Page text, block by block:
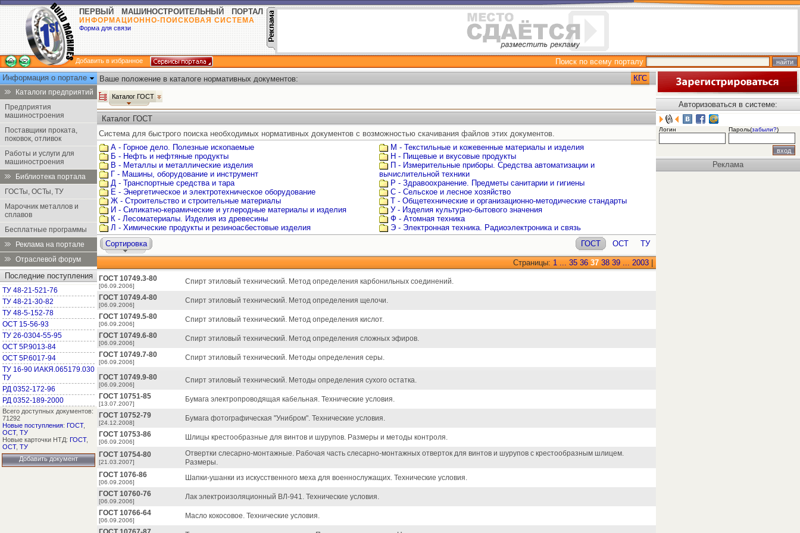
ПЕРВЫЙ МАШИНОСТРОИТЕЛЬНЫЙ ПОРТАЛ
ИНФОРМАЦИОННО-ПОИСКОВАЯ СИСТЕМА
Форма для связи
Добавить в избранное
Поиск по всему порталу
Информация о портале
Каталоги предприятий
Предприятия
машиностроения
Поставщики проката,
поковок, отливок
Работы и услуги для
машиностроения
Библиотека портала
ГОСТы, ОСТы, ТУ
Марочник металлов и
сплавов
Бесплатные программы
Реклама на портале
Отраслевой форум
Последние поступления
ТУ 48-21-521-76
ТУ 48-21-30-82
ТУ 48-5-152-78
ОСТ 15-56-93
ТУ 26-0304-55-95
ОСТ 5Р.9013-84
ОСТ 5Р.6017-94
ТУ 16-90 ИАКЯ.065179.030
ТУ
РД 0352-172-96
РД 0352-189-2000
Всего доступных документов:
71292
Новые поступления: ГОСТ,
ОСТ, ТУ
Новые карточки НТД: ГОСТ,
ОСТ, ТУ
Добавить документ
Ваше положение в каталоге нормативных документов: КГС
Каталог ГОСТ
Каталог ГОСТ
Система для быстрого поиска необходимых нормативных документов с возможностью скачивания файлов этих документов.
А - Горное дело. Полезные ископаемые
Б - Нефть и нефтяные продукты
В - Металлы и металлические изделия
Г - Машины, оборудование и инструмент
Д - Транспортные средства и тара
Е - Энергетическое и электротехническое оборудование
Ж - Строительство и строительные материалы
И - Силикатно-керамические и углеродные материалы и изделия
К - Лесоматериалы. Изделия из древесины
Л - Химические продукты и резиноасбестовые изделия
М - Текстильные и кожевенные материалы и изделия
Н - Пищевые и вкусовые продукты
П - Измерительные приборы. Средства автоматизации и
вычислительной техники
Р - Здравоохранение. Предметы санитарии и гигиены
С - Сельское и лесное хозяйство
Т - Общетехнические и организационно-методические стандарты
У - Изделия культурно-бытового значения
Ф - Атомная техника
Э - Электронная техника. Радиоэлектроника и связь
Сортировка
ГОСТ ОСТ ТУ
Страницы: 1 ... 35 36 37 38 39 ... 2003
ГОСТ 10749.3-80
[06.09.2006]
Спирт этиловый технический. Метод определения карбонильных соединений.
ГОСТ 10749.4-80
[06.09.2006]
Спирт этиловый технический. Метод определения щелочи.
ГОСТ 10749.5-80
[06.09.2006]
Спирт этиловый технический. Метод определения кислот.
ГОСТ 10749.6-80
[06.09.2006]
Спирт этиловый технический. Метод определения сложных эфиров.
ГОСТ 10749.7-80
[06.09.2006]
Спирт этиловый технический. Методы определения серы.
ГОСТ 10749.9-80
[06.09.2006]
Спирт этиловый технический. Методы определения сухого остатка.
ГОСТ 10751-85
[13.07.2007]
Бумага электропроводящая кабельная. Технические условия.
ГОСТ 10752-79
[24.12.2008]
Бумага фотографическая "Унибром". Технические условия.
ГОСТ 10753-86
[06.09.2006]
Шлицы крестообразные для винтов и шурупов. Размеры и методы контроля.
ГОСТ 10754-80
[21.03.2007]
Отвертки слесарно-монтажные. Рабочая часть слесарно-монтажных отверток для винтов и шурупов с крестообразным шлицем.
Размеры.
ГОСТ 1076-86
[06.09.2006]
Шапки-ушанки из искусственного меха для военнослужащих. Технические условия.
ГОСТ 10760-76
[06.09.2006]
Лак электроизоляционный ВЛ-941. Технические условия.
ГОСТ 10766-64
[06.09.2006]
Масло кокосовое. Технические условия.
Авторизоваться в системе:
Логин Пароль(забыли?)
Реклама